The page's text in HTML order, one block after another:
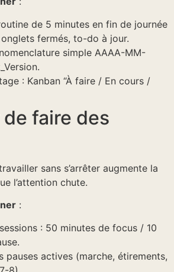
de 5 minutes en fin de journée
fermés, to-do à jour.
simple AAAA-MM-
: Kanban “À faire / En cours /
faire des
sans s’arrêter augmente la
l’attention chute.
:
: 50 minutes de focus / 10
pauses actives (marche, étirements,